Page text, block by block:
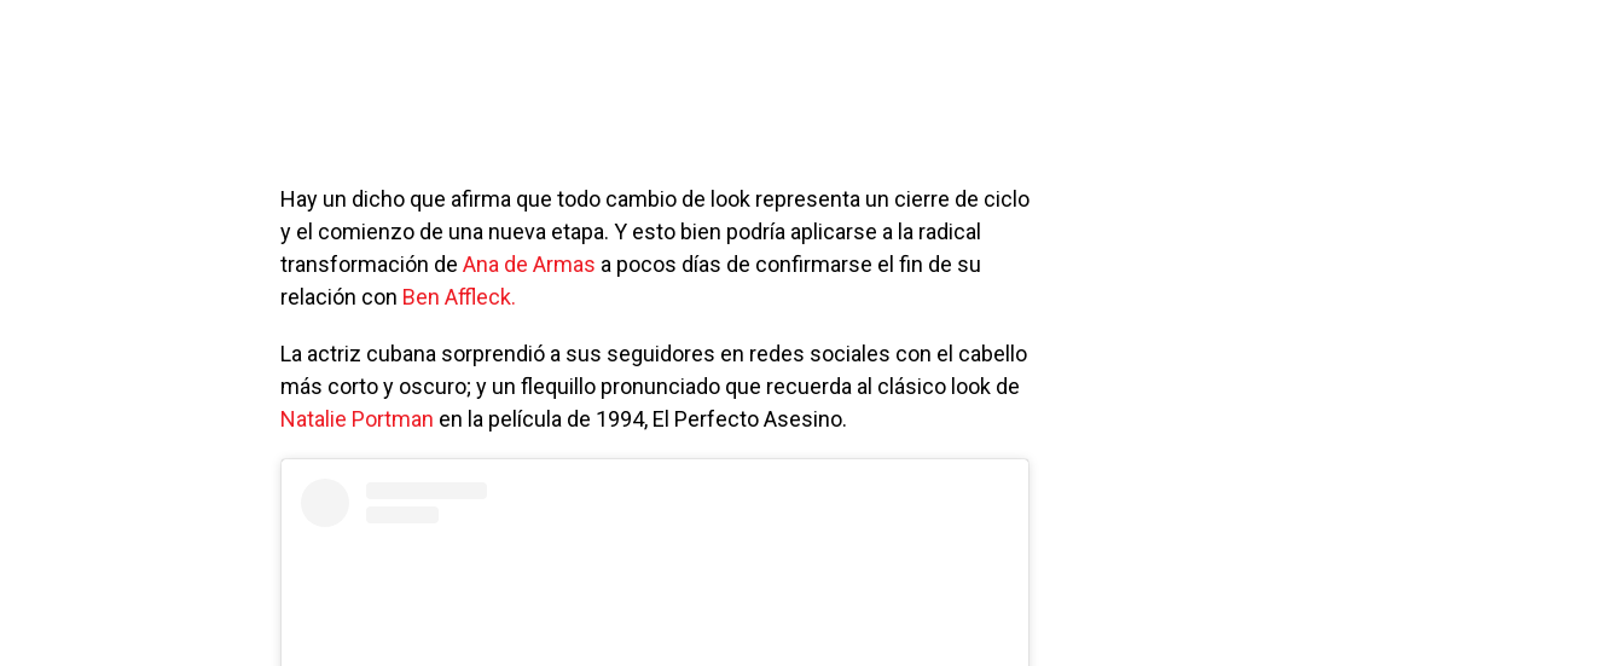
Hay un dicho que afirma que todo cambio de look representa un cierre de ciclo
y el comienzo de una nueva etapa. Y esto bien podría aplicarse a la radical
transformación de Ana de Armas a pocos días de confirmarse el fin de su
relación con Ben Affleck.
La actriz cubana sorprendió a sus seguidores en redes sociales con el cabello
más corto y oscuro; y un flequillo pronunciado que recuerda al clásico look de
Natalie Portman en la película de 1994, El Perfecto Asesino.